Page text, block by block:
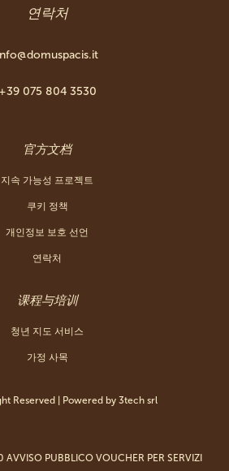
연락처
+39 075 804 3530
官方文档
지속 가능성 프로젝트
쿠키 정책
개인정보 보호 선언
연락처
课程与培训
청년 지도 서비스
가정 사목
Reserved | Powered by 3tech srl
AVVISO PUBBLICO VOUCHER PER SERVIZI